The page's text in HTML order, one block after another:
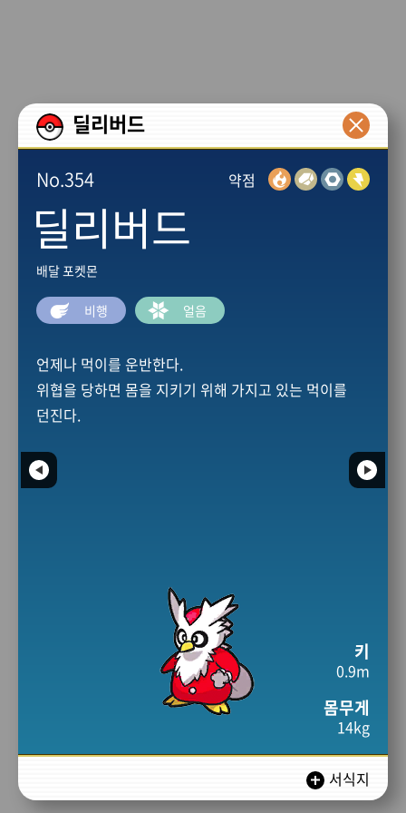
딜리버드
No.354
딜리버드
배달 포켓몬
비행 얼음
언제나 먹이를 운반한다.
위협을 당하면 몸을 지키기 위해 가지고 있는 먹이를
던진다.
키
0.9m
몸무게
14kg
약점
서식지